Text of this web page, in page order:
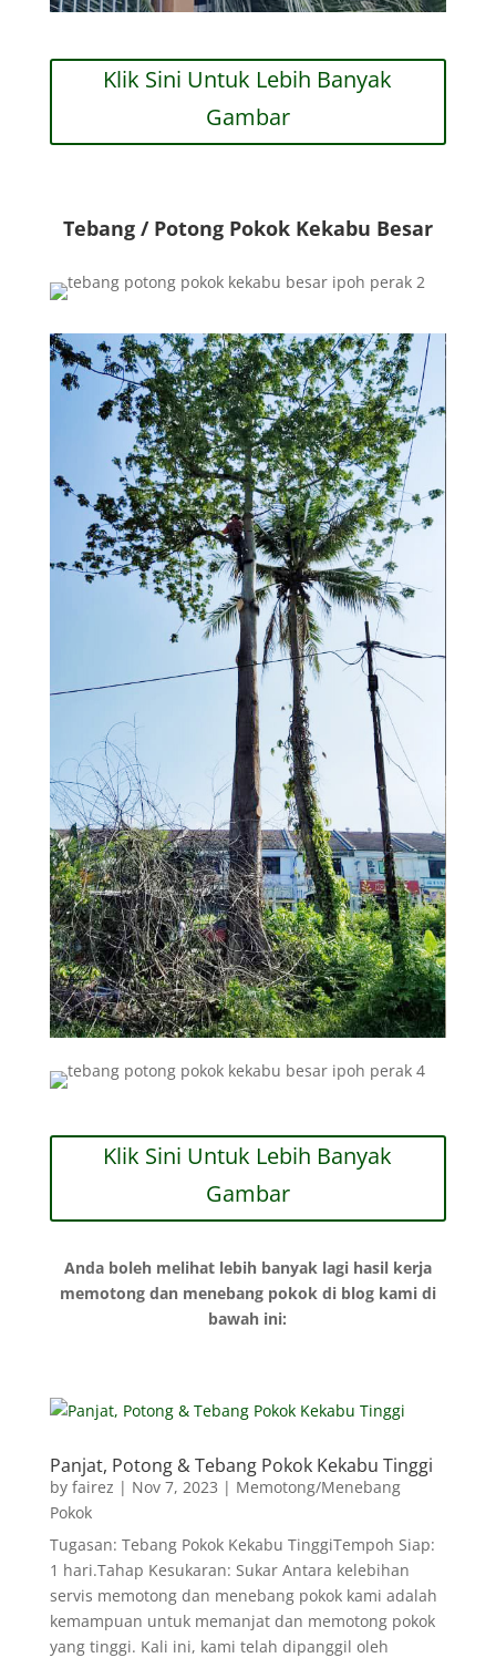
Klik Sini Untuk Lebih Banyak
Gambar
Tebang / Potong Pokok Kekabu Besar
Klik Sini Untuk Lebih Banyak
Gambar
Anda boleh melihat lebih banyak lagi hasil kerja
memotong dan menebang pokok di blog kami di
bawah ini:
Panjat, Potong & Tebang Pokok Kekabu Tinggi
by fairez | Nov 7, 2023 | Memotong/Menebang
Pokok
Tugasan: Tebang Pokok Kekabu TinggiTempoh Siap:
1 hari.Tahap Kesukaran: Sukar Antara kelebihan
servis memotong dan menebang pokok kami adalah
kemampuan untuk memanjat dan memotong pokok
yang tinggi. Kali ini, kami telah dipanggil oleh